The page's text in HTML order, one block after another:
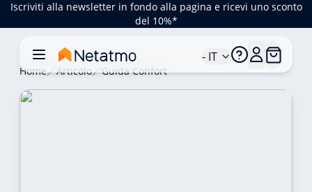
Iscriviti alla newsletter in fondo alla pagina e ricevi uno sconto
del 10%*
- IT
Home Articolo Guida Confort